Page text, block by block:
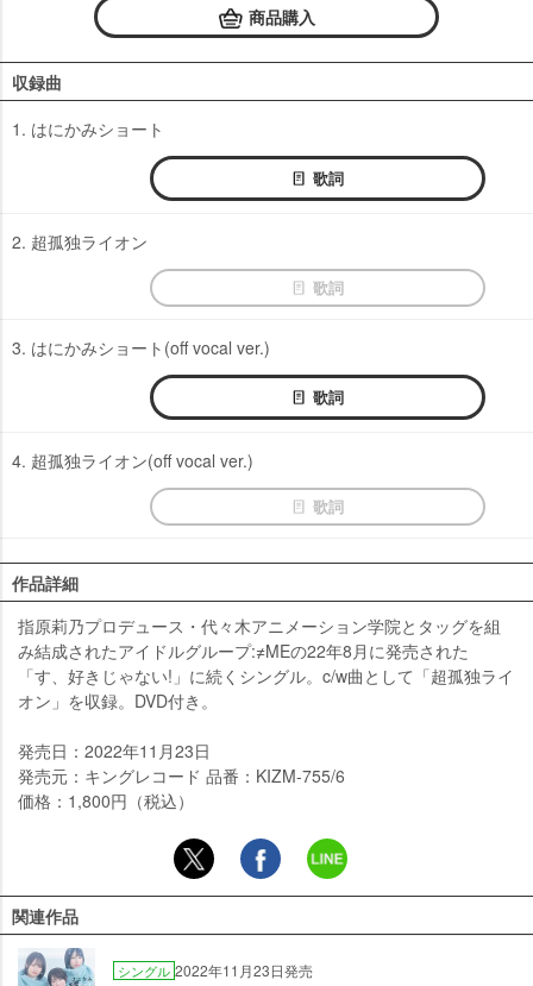
商品購入
収録曲
1. はにかみショート
歌詞
2. 超孤独ライオン
歌詞
3. はにかみショート(off vocal ver.)
歌詞
4. 超孤独ライオン(off vocal ver.)
歌詞
作品詳細
指原莉乃プロデュース・代々木アニメーション学院とタッグを組
み結成されたアイドルグループ:≠MEの22年8月に発売された
「す、好きじゃない!」に続くシングル。c/w曲として「超孤独ライ
オン」を収録。DVD付き。
発売日：2022年11月23日
発売元：キングレコード 品番：KIZM-755/6
価格：1,800円（税込）
関連作品
シングル 2022年11月23日発売